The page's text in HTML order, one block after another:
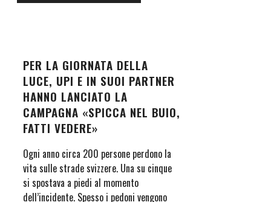
PER LA GIORNATA DELLA
LUCE, UPI E IN SUOI PARTNER
HANNO LANCIATO LA
CAMPAGNA «SPICCA NEL BUIO,
FATTI VEDERE»
Ogni anno circa 200 persone perdono la
vita sulle strade svizzere. Una su cinque
si spostava a piedi al momento
dell’incidente. Spesso i pedoni vengono